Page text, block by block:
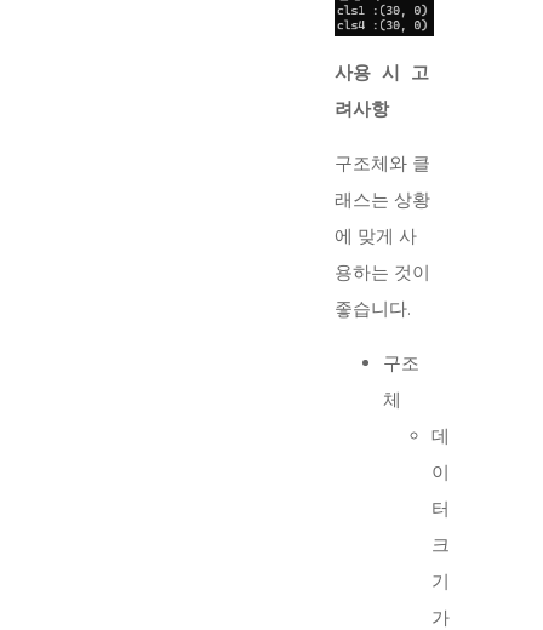
사용 시 고
려사항
구조체와 클
래스는 상황
에 맞게 사
용하는 것이
좋습니다.
구조
체
데
이
터
크
기
가